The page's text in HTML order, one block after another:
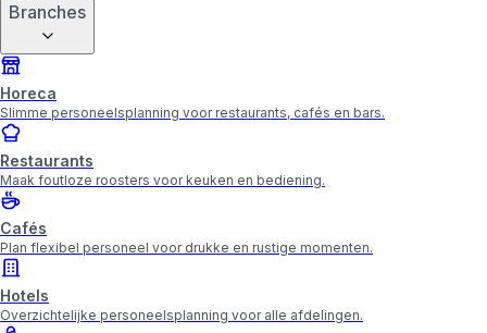
Branches
Horeca
Slimme personeelsplanning voor restaurants, cafés en bars.
Restaurants
Maak foutloze roosters voor keuken en bediening.
Cafés
Plan flexibel personeel voor drukke en rustige momenten.
Hotels
Overzichtelijke personeelsplanning voor alle afdelingen.